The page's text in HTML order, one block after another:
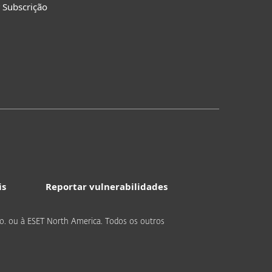
Subscrição
Reportar vulnerabilidades
ou à ESET North America. Todos os outros